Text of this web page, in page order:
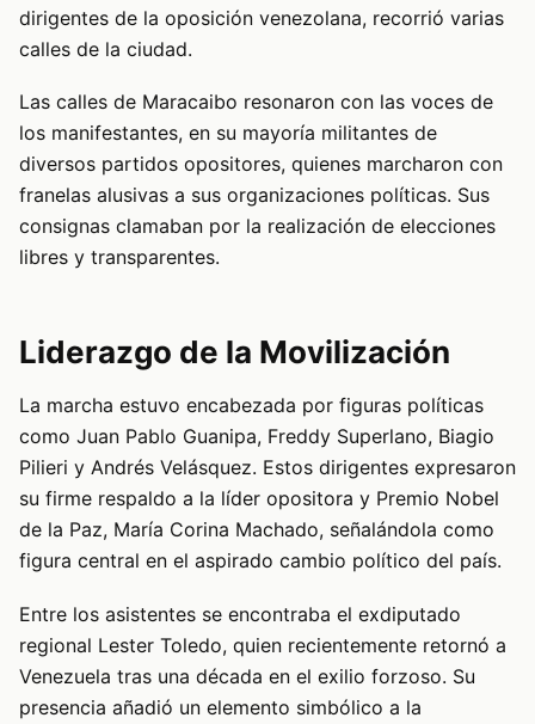
dirigentes de la oposición venezolana, recorrió varias
calles de la ciudad.
Las calles de Maracaibo resonaron con las voces de
los manifestantes, en su mayoría militantes de
diversos partidos opositores, quienes marcharon con
franelas alusivas a sus organizaciones políticas. Sus
consignas clamaban por la realización de elecciones
libres y transparentes.
Liderazgo de la Movilización
La marcha estuvo encabezada por figuras políticas
como Juan Pablo Guanipa, Freddy Superlano, Biagio
Pilieri y Andrés Velásquez. Estos dirigentes expresaron
su firme respaldo a la líder opositora y Premio Nobel
de la Paz, María Corina Machado, señalándola como
figura central en el aspirado cambio político del país.
Entre los asistentes se encontraba el exdiputado
regional Lester Toledo, quien recientemente retornó a
Venezuela tras una década en el exilio forzoso. Su
presencia añadió un elemento simbólico a la